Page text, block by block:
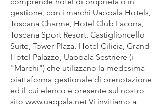
gestione, con i marchi Uappala Hotels,
Toscana Charme, Hotel Club Lacona,
Toscana Sport Resort, Castiglioncello
Suite, Tower Plaza, Hotel Cilicia, Grand
Hotel Palazzo, Uappala Sestriere (i
"Marchi") che utilizzano la medesima
piattaforma gestionale di prenotazione
ed il cui elenco è presente sul nostro
sito www.uappala.net Vi invitiamo a